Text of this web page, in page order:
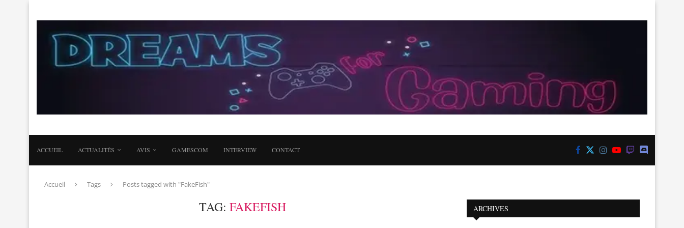
ACCUEIL ACTUALITÉS AVIS GAMESCOM INTERVIEW CONTACT
Accueil Tags Posts tagged with "FakeFish"
TAG:FAKEFISH ARCHIVES